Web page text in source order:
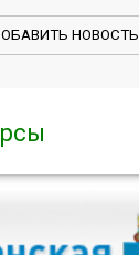
НОВОСТЬ